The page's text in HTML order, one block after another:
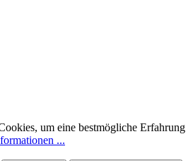
um eine bestmögliche Erfahrung
...